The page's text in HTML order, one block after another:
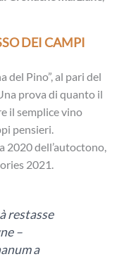
DEI CAMPI
del Pino”, al pari del
prova di quanto il
il semplice vino
pensieri.
2020 dell’autoctono,
2021.
restasse
–
a